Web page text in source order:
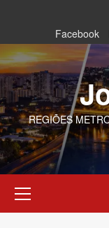
content
Facebook
REGIÕES
Menu